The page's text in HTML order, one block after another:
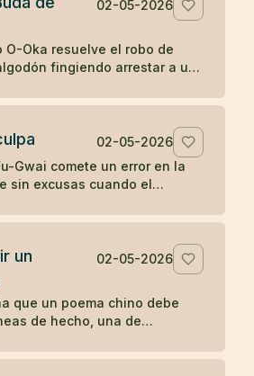
02-05-2026
O-Oka resuelve el robo de
fingiendo arrestar a un
lo oculto.
02-05-2026
Gwai comete un error en la
sin excusas cuando el
un
02-05-2026
que un poema chino debe
de hecho, una de
revela algo entero.